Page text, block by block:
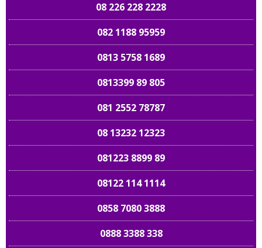
08 226 228 2228
082 1188 95959
0813 5758 1689
0813399 89 805
081 2552 78787
08 13232 12323
081223 8899 89
08122 114 1114
0858 7080 3888
0888 3388 338